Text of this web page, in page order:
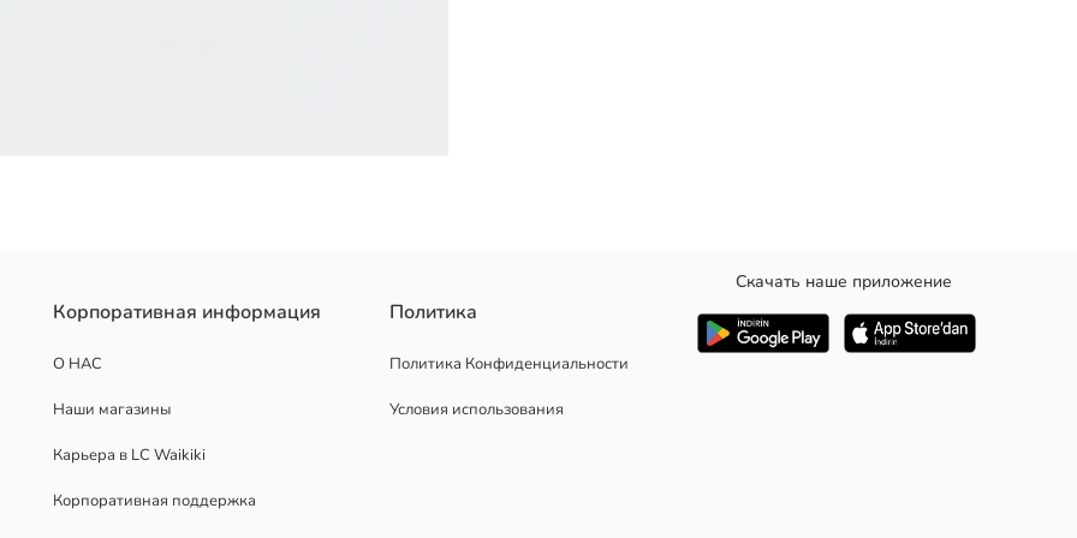
Корпоративная информация
О НАС
Наши магазины
Карьера в LC Waikiki
Корпоративная поддержка
Политика
Политика Конфиденциальности
Условия использования
Скачать наше приложение